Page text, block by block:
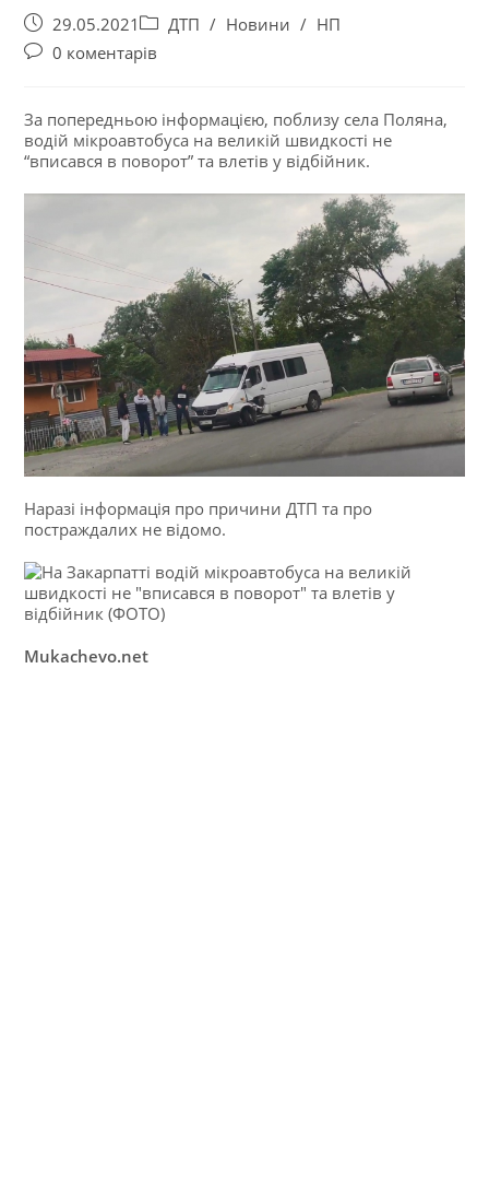
29.05.2021 ДТП / Новини / НП
0 коментарів
За попередньою інформацією, поблизу села Поляна,
водій мікроавтобуса на великій швидкості не
“вписався в поворот” та влетів у відбійник.
Наразі інформація про причини ДТП та про
постраждалих не відомо.
Mukachevo.net